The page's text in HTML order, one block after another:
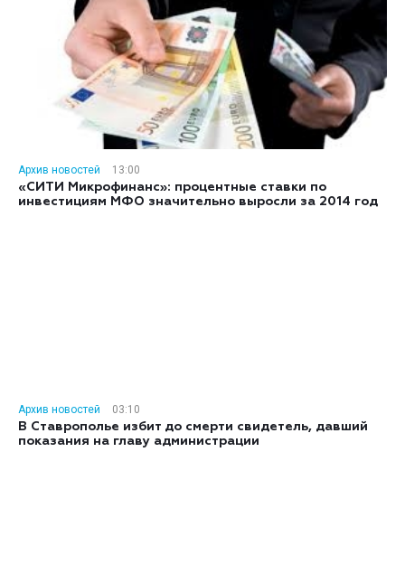
Архив новостей
13:00
«СИТИ Микрофинанс»: процентные ставки по
инвестициям МФО значительно выросли за 2014 год
Архив новостей
03:10
В Ставрополье избит до смерти свидетель, давший
показания на главу администрации